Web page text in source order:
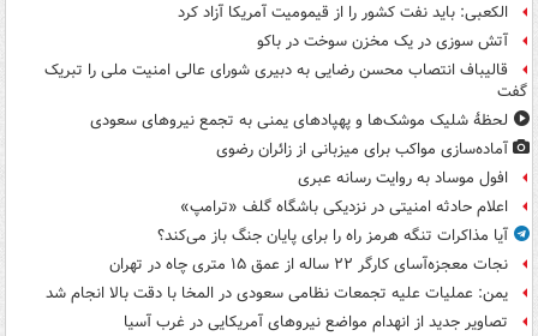
الکعبی: باید نفت کشور را از قیمومیت آمریکا آزاد کرد
آتش سوزی در یک مخزن سوخت در باکو
قالیباف انتصاب محسن رضایی به دبیری شورای عالی امنیت ملی را تبریک
گفت
لحظۀ شلیک موشک‌ها و پهپادهای یمنی به تجمع نیروهای سعودی
آماده‌سازی مواکب برای میزبانی از زائران رضوی
افول موساد به روایت رسانه عبری
اعلام حادثه امنیتی در نزدیکی باشگاه گلف «ترامپ»
آیا مذاکرات تنگه هرمز راه را برای پایان جنگ باز می‌کند؟
نجات معجزه‌آسای کارگر ۲۲ ساله از عمق ۱۵ متری چاه در تهران
یمن: عملیات علیه تجمعات نظامی سعودی در المخا با دقت بالا انجام شد
تصاویر جدید از انهدام مواضع نیروهای آمریکایی در غرب آسیا